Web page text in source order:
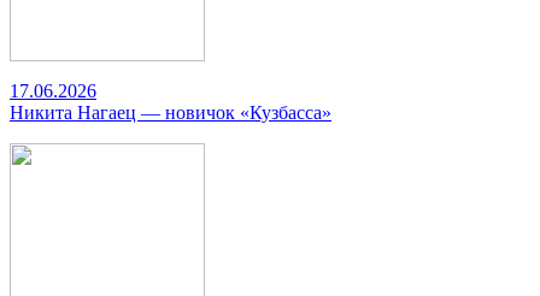
17.06.2026
Никита Нагаец — новичок «Кузбасса»